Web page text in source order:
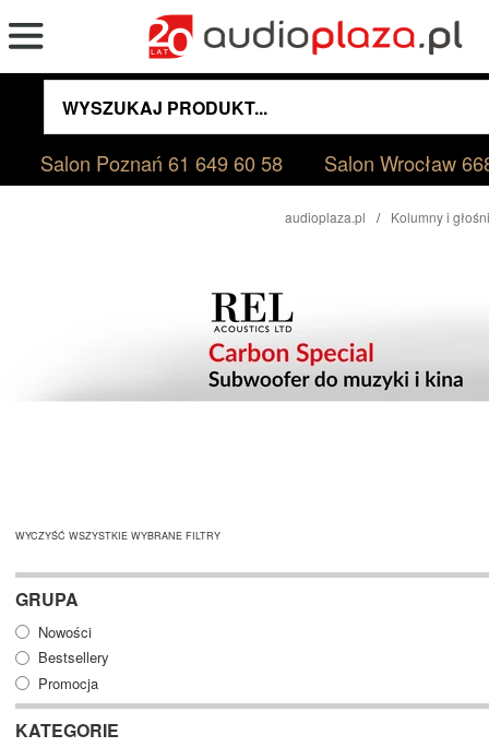
Salon Poznań61 649 60 58 Salon Wrocław
audioplaza.pl Kolumny i
WYCZYŚĆ WSZYSTKIE WYBRANE FILTRY
GRUPA
Nowości
Bestsellery
Promocja
KATEGORIE